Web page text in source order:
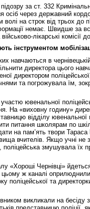
за ст. 332
осіб через державний
на строк від трьох до
немає. Швидше за
лікарські комісії
інструментом
навчаються в
директора цього
директором
та погрожувала їм,
ювенальної
На «виховну годину»
відділу ювенальної
питання школярам по
на пам’ять твори
вчителів. Якщо учні не
поліцейська змушувала їх
«Хороші Чернівці»
цьому ж каналі
поліцейської та
викликали на бесіду